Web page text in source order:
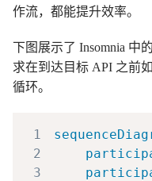
作流，都能提升效率。
下图展示了 Insomnia 中
求在到达目标 API 之前
循环。
1
2
3